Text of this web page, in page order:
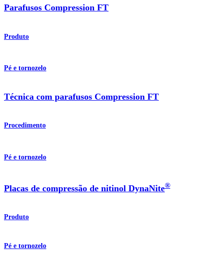
Parafusos Compression FT
Produto
Pé e tornozelo
Técnica com parafusos Compression FT
Procedimento
Pé e tornozelo
Placas de compressão de nitinol DynaNite®
Produto
Pé e tornozelo